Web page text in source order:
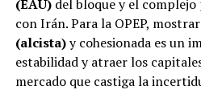
(EAU)del bloque y el
con Irán. Para la OPEP,
(alcista)y cohesionada es un
estabilidad y atraer los
mercado que castiga la